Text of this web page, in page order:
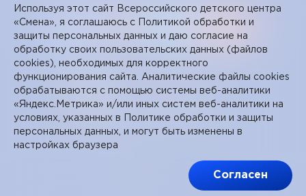
Используя этот сайт Всероссийского детского центра
«Смена», я соглашаюсь с
Политикой обработки и
защиты персональных данных и даю согласие на
обработку своих пользовательских данных (файлов
cookies), необходимых для корректного
функционирования сайта. Аналитические файлы cookies
обрабатываются с помощью системы веб-аналитики
«Яндекс.Метрика» и/или иных систем веб-аналитики на
условиях, указанных в Политике обработки и защиты
персональных данных, и могут быть изменены в
настройках браузера
Согласен